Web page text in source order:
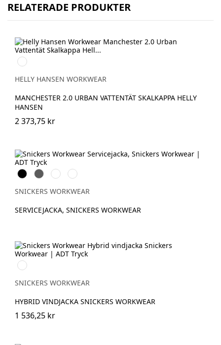
RELATERADE PRODUKTER
990
BLACK
HELLY HANSEN WORKWEAR
MANCHESTER 2.0 URBAN VATTENTÄT SKALKAPPA HELLY
HANSEN
2 373,75 kr
Svart Grå StålgråMarinblå
SNICKERS WORKWEAR
SERVICEJACKA, SNICKERS WORKWEAR
Svart/Svart
SNICKERS WORKWEAR
HYBRID VINDJACKA SNICKERS WORKWEAR
1 536,25 kr